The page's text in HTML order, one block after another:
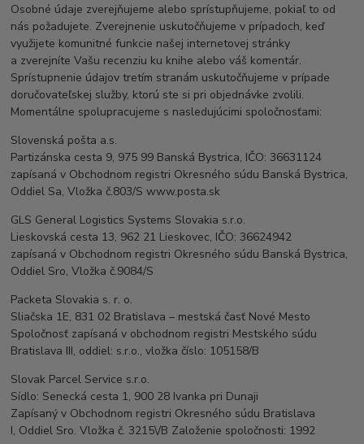
Osobné údaje zverejňujeme alebo sprístupňujeme, pokiaľ to od
nás požadujete. Zverejnenie uskutočňujeme v prípadoch, keď
využijete komunitné funkcie našej internetovej stránky
a zverejníte Vašu recenziu ku knihe alebo váš komentár.
Sprístupnenie údajov tretím stranám uskutočňujeme v prípade
doručovateľskej služby, ktorú ste si pri objednávke zvolili.
Momentálne spolupracujeme s nasledujúcimi spoločnosťami:
Slovenská pošta a.s.
Partizánska cesta 9, 975 99 Banská Bystrica, IČO: 36631124
zapísaná v Obchodnom registri Okresného súdu Banská Bystrica,
Oddiel Sa, Vložka č.803/S www.posta.sk
GLS General Logistics Systems Slovakia s.r.o.
Lieskovská cesta 13, 962 21 Lieskovec, IČO: 36624942
zapísaná v Obchodnom registri Okresného súdu Banská Bystrica,
Oddiel Sro, Vložka č.9084/S
Packeta Slovakia s. r. o.
Sliačska 1E, 831 02 Bratislava – mestská časť Nové Mesto
Spoločnosť zapísaná v obchodnom registri Mestského súdu
Bratislava III, oddiel: s.r.o., vložka číslo: 105158/B
Slovak Parcel Service s.r.o.
Sídlo: Senecká cesta 1, 900 28 Ivanka pri Dunaji
Zapísaný v Obchodnom registri Okresného súdu Bratislava
I, Oddiel Sro. Vložka č. 3215\/B Založenie spoločnosti: 1992